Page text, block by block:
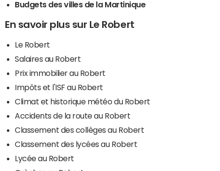
Budgets des villes de la Martinique
En savoir plus sur Le Robert
Le Robert
Salaires au Robert
Prix immobilier au Robert
Impôts et l'ISF au Robert
Climat et historique météo du Robert
Accidents de la route au Robert
Classement des collèges au Robert
Classement des lycées au Robert
Lycée au Robert